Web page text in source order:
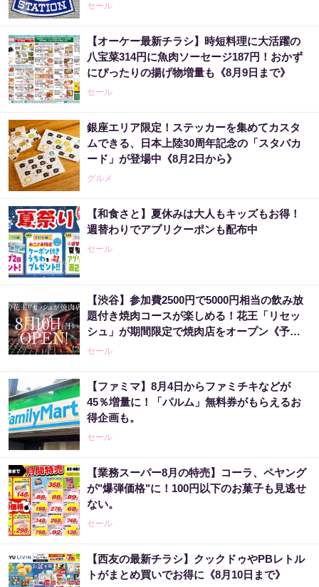
セール
【オーケー最新チラシ】時短料理に大活躍の
八宝菜314円に魚肉ソーセージ187円！おかず
にぴったりの揚げ物増量も《8月9日まで》
セール
銀座エリア限定！ステッカーを集めてカスタ
ムできる、日本上陸30周年記念の「スタバカ
ード」が登場中《8月2日から》
グルメ
【和食さと】夏休みは大人もキッズもお得！
週替わりでアプリクーポンも配布中
セール
【渋谷】参加費2500円で5000円相当の飲み放
題付き焼肉コースが楽しめる！花王「リセッ
シュ」が期間限定で焼肉店をオープン《予約
受付中》
セール
【ファミマ】8月4日からファミチキなどが
45％増量に！「パルム」無料券がもらえるお
得企画も。
セール
【業務スーパー8月の特売】コーラ、ペヤング
が"爆弾価格"に！100円以下のお菓子も見逃せ
ない。
セール
【西友の最新チラシ】クックドゥやPBレトル
トがまとめ買いでお得に《8月10日まで》